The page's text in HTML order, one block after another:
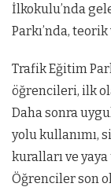
İlkokulu’nda
Parkı’nda,
Trafik Eğitim
öğrencileri, ilk
Daha sonra
yolu kullanımı,
kuralları ve
Öğrenciler son